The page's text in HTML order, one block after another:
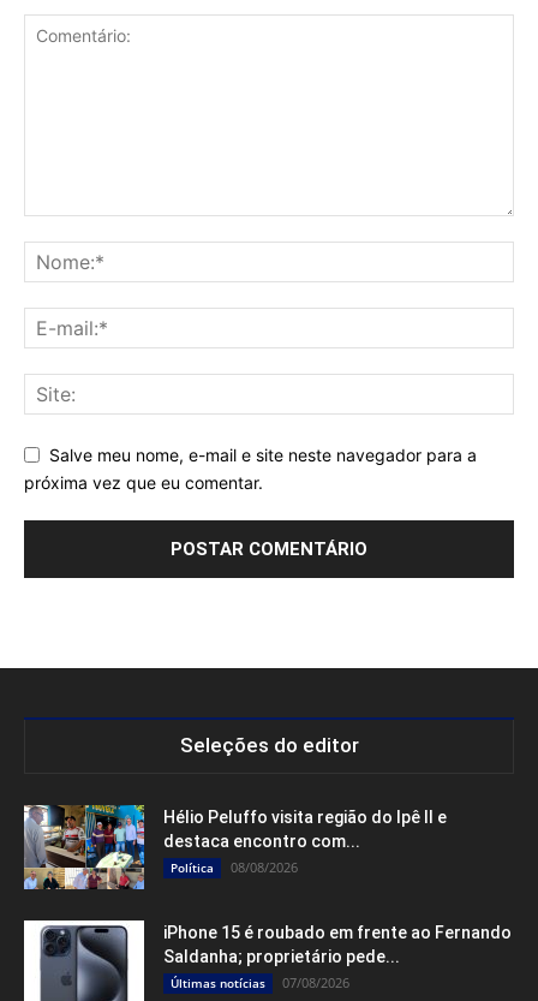
Salve meu nome, e-mail e site neste navegador para a
próxima vez que eu comentar.
Seleções do editor
Hélio Peluffo visita região do Ipê II e
destaca encontro com...
Política 08/08/2026
iPhone 15 é roubado em frente ao Fernando
Saldanha; proprietário pede...
Últimas notícias 07/08/2026